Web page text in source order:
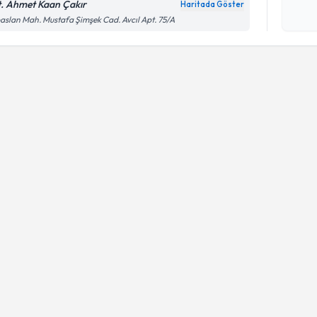
Ahmet Kaan Çakır Haritada Göster
Mah. Mustafa Şimşek Cad. Avcıl Apt. 75/A